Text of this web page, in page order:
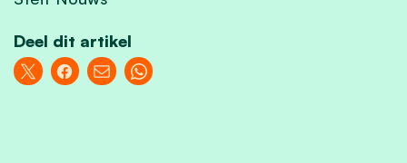
Deel dit artikel